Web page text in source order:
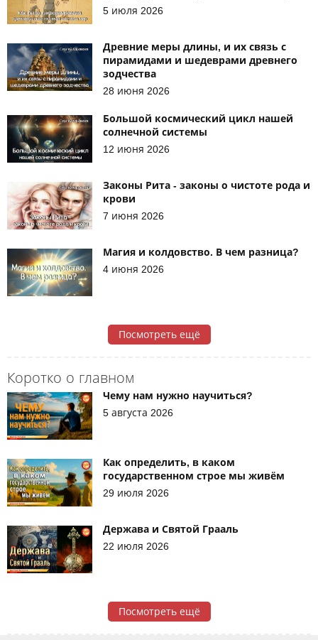
Коротко о главном
Чему нам нужно научиться?
5 августа 2026
Как определить, в каком
государственном строе мы живём
29 июля 2026
Держава и Святой Грааль
22 июля 2026
Посмотреть ещё
5 июля 2026
Древние меры длины, и их связь с
пирамидами и шедеврами древнего
зодчества
28 июня 2026
Большой космический цикл нашей
солнечной системы
12 июня 2026
Законы Рита - законы о чистоте рода и
крови
7 июня 2026
Магия и колдовство. В чем разница?
4 июня 2026
Посмотреть ещё